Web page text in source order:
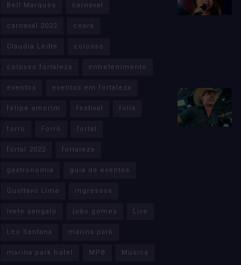
Bell Marques carnaval
carnaval 2022 ceará
Claudia Leitte colosso
colosso fortaleza entretenimento
eventos eventos em fortaleza
felipe amorim festival folia
forro Forró fortal
fortal 2022 fortaleza
gastronomia guia de eventos
Gusttavo Lima ingressos
ivete sangalo joão gomes Live
Léo Santana marina park
marina park hotel MPB Música